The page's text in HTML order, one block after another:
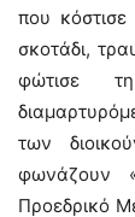
που
σκοτάδι,
φώτισε
των
φωνάζουν
Προεδρικό